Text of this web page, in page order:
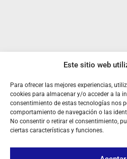
Este sitio web
Para ofrecer las mejores experiencias,
cookies para almacenar y/o acceder a la
consentimiento de estas tecnologías nos
comportamiento de navegación o las
No consentir o retirar el consentimiento,
ciertas características y funciones.
SOBRE NOSOTROS
TU CUENTA
CONTACTO
SÍGUENOS